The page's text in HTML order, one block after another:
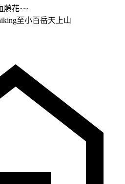
藤花~~
至小百岳天上山